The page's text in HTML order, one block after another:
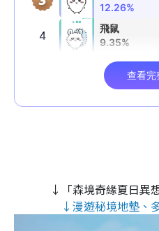
↓「森境奇緣夏日異
↓漫遊秘境地墊、